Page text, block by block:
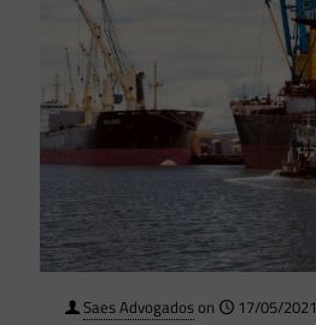
Saes Advogadoson
17/05/2021